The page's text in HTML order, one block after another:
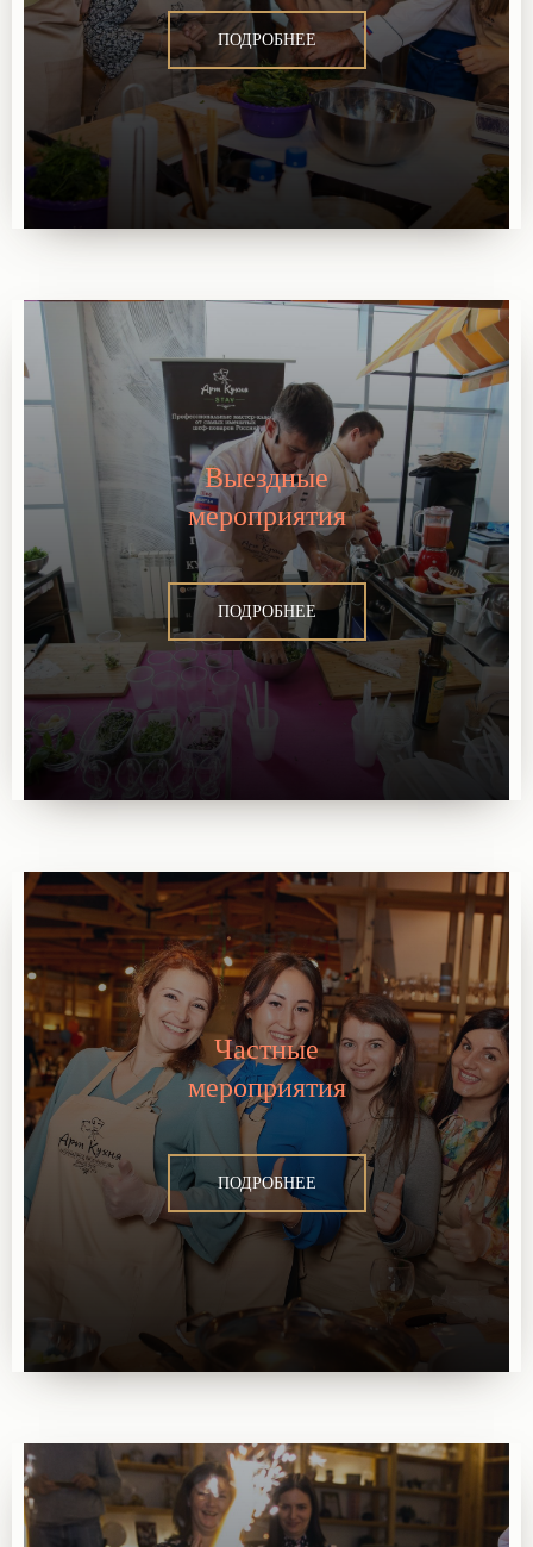
ПОДРОБНЕЕ
Выездные
мероприятия
ПОДРОБНЕЕ
Частные
мероприятия
ПОДРОБНЕЕ